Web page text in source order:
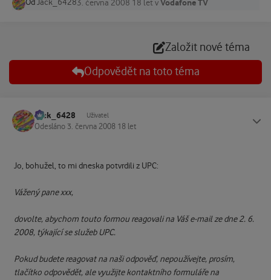
OdJack_64283. června 2008 18 let vVodafone TV
Založit nové téma
Odpovědět na toto téma
Jack_6428 Uživatel
Odesláno 3. června 2008 18 let
Jo, bohužel, to mi dneska potvrdili z UPC:
Vážený pane xxx,
dovolte, abychom touto formou reagovali na Váš e-mail ze dne 2. 6.
2008, týkající se služeb UPC.
Pokud budete reagovat na naši odpověď, nepoužívejte, prosím,
tlačítko odpovědět, ale využijte kontaktního formuláře na